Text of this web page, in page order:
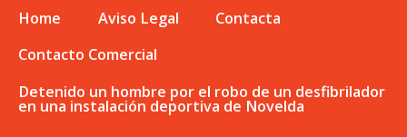
Home Aviso Legal
Contacta
Contacto Comercial
Detenido un hombre por el robo de un desfibrilador
en una instalación deportiva de Novelda